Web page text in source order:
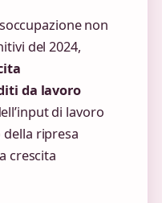
non
del 2024,
da lavoro
di lavoro
ripresa
crescita